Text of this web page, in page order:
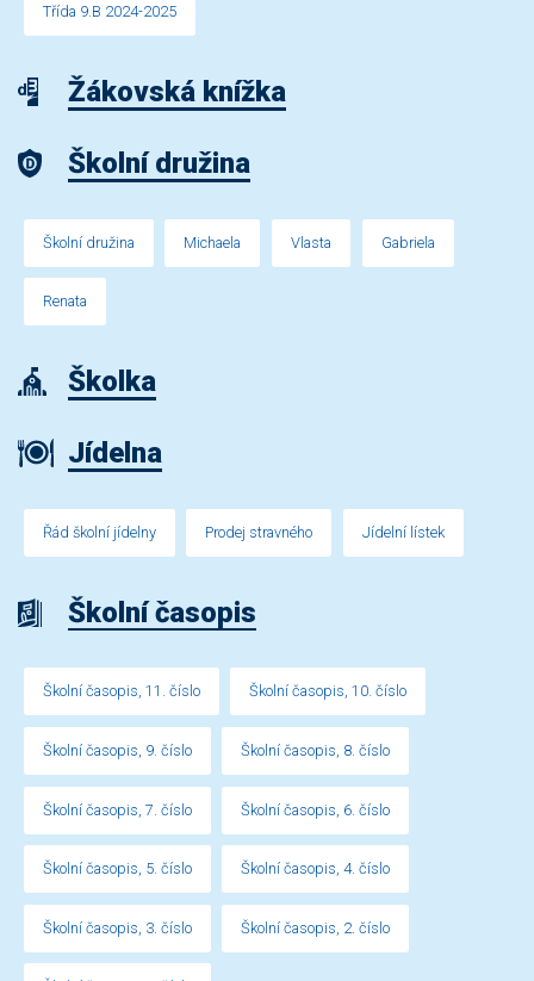
Třída 9.B 2024-2025
Žákovská knížka
Školní družina
Školní družina Michaela Vlasta Gabriela
Renata
Školka
Jídelna
Řád školní jídelny Prodej stravného Jídelní lístek
Školní časopis
Školní časopis, 11. číslo Školní časopis, 10. číslo
Školní časopis, 9. číslo Školní časopis, 8. číslo
Školní časopis, 7. číslo Školní časopis, 6. číslo
Školní časopis, 5. číslo Školní časopis, 4. číslo
Školní časopis, 3. číslo Školní časopis, 2. číslo